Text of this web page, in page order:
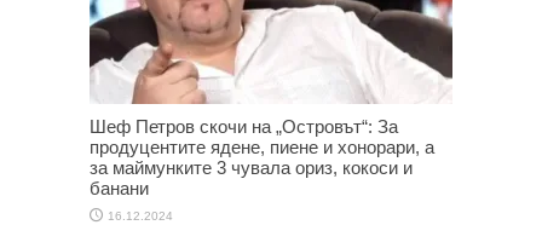
Шеф Петров скочи на „Островът“: За
продуцентите ядене, пиене и хонорари, а
за маймунките 3 чувала ориз, кокоси и
банани
16.12.2024